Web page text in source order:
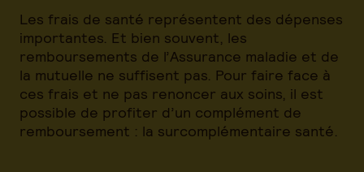
Les frais de santé représentent des dépenses
importantes. Et bien souvent, les
remboursements de l’Assurance maladie et de
la mutuelle ne suffisent pas. Pour faire face à
ces frais et ne pas renoncer aux soins, il est
possible de profiter d’un complément de
remboursement : la surcomplémentaire santé.